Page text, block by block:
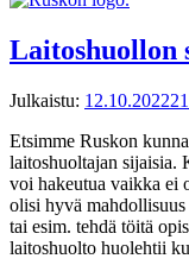
Laitoshuollon
Julkaistu: 12.10.2022
Etsimme Ruskon
laitoshuoltajan sijaisia.
voi hakeutua vaikka ei
olisi hyvä mahdollisuus
tai esim. tehdä töitä
laitoshuolto huolehtii